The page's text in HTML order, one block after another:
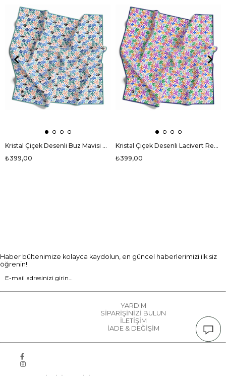
Kristal Çiçek Desenli Buz Mavisi Renkli 90x90 Eşarp (İpek İçermez) Dikim Şekli : El Dikişi
₺399,00
Kristal Çiçek Desenli Lacivert Renkli 90x90 Eşarp (İpek İçermez) Dikim Şekli : El Dikişi
₺399,00
Haber bültenimize kolayca kaydolun, en güncel haberlerimizi ilk siz
öğrenin!
YARDIM
SİPARİŞİNİZİ BULUN
İLETİŞİM
İADE & DEĞİŞİM